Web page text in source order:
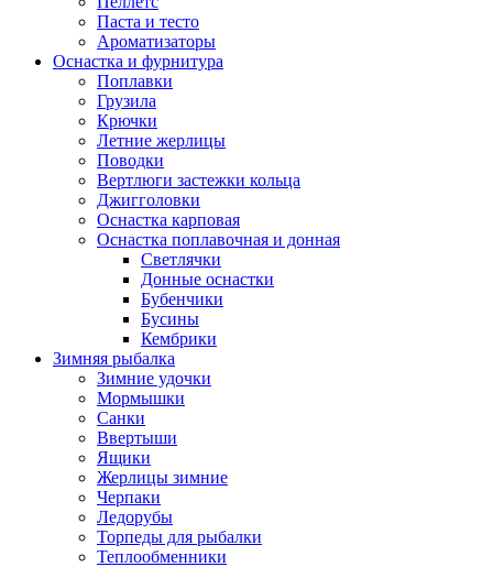
Паста и тесто
Ароматизаторы
Оснастка и фурнитура
Поплавки
Грузила
Крючки
Летние жерлицы
Поводки
Вертлюги застежки кольца
Джигголовки
Оснастка карповая
Оснастка поплавочная и донная
Светлячки
Донные оснастки
Бубенчики
Бусины
Кембрики
Зимняя рыбалка
Зимние удочки
Мормышки
Санки
Ввертыши
Ящики
Жерлицы зимние
Черпаки
Ледорубы
Торпеды для рыбалки
Теплообменники